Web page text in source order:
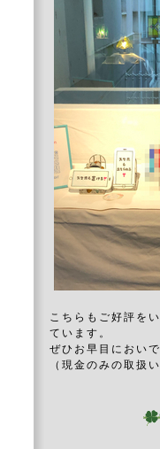
こちらもご好評を
ています。
ぜひお早目におい
（現金のみの取扱